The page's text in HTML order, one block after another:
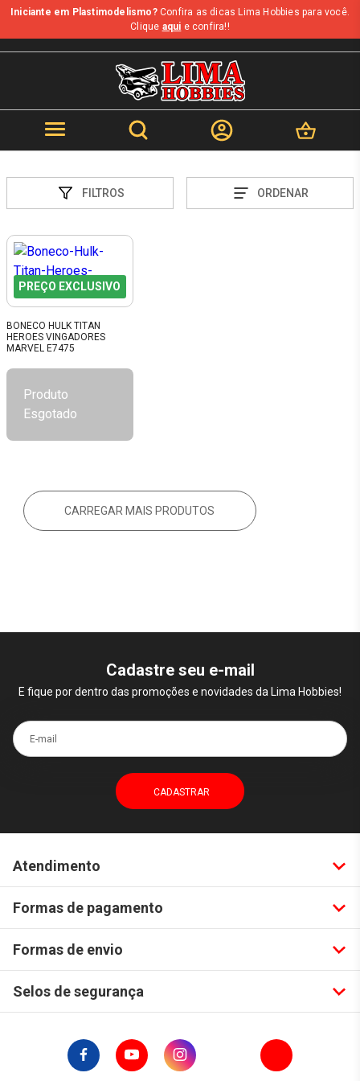
Iniciante em Plastimodelismo?Confira as dicas Lima Hobbies para você.
Clique aqui e confira!!
FILTROS ORDENAR
PREÇO EXCLUSIVO
BONECO HULK TITAN
HEROES VINGADORES
MARVEL E7475
Produto
Esgotado
CARREGAR MAIS PRODUTOS
Cadastre seu e-mail
E fique por dentro das promoções e novidades da Lima Hobbies!
E-mail
Atendimento
Formas de pagamento
Formas de envio
Selos de segurança